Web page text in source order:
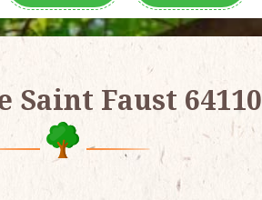
Saint Faust 64110